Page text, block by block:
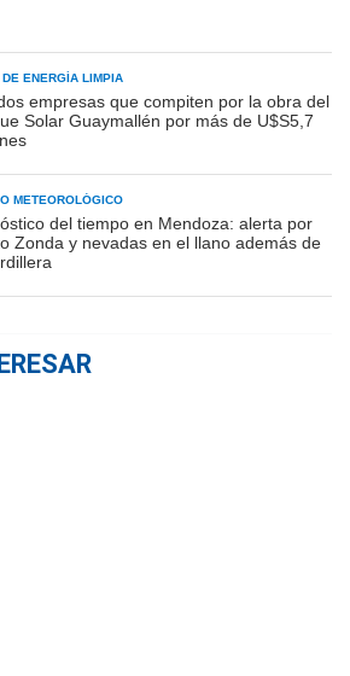
DE ENERGÍA LIMPIA
empresas que compiten por la obra del
Solar Guaymallén por más de U$S5,7
METEOROLÓGICO
del tiempo en Mendoza: alerta por
Zonda y nevadas en el llano además de